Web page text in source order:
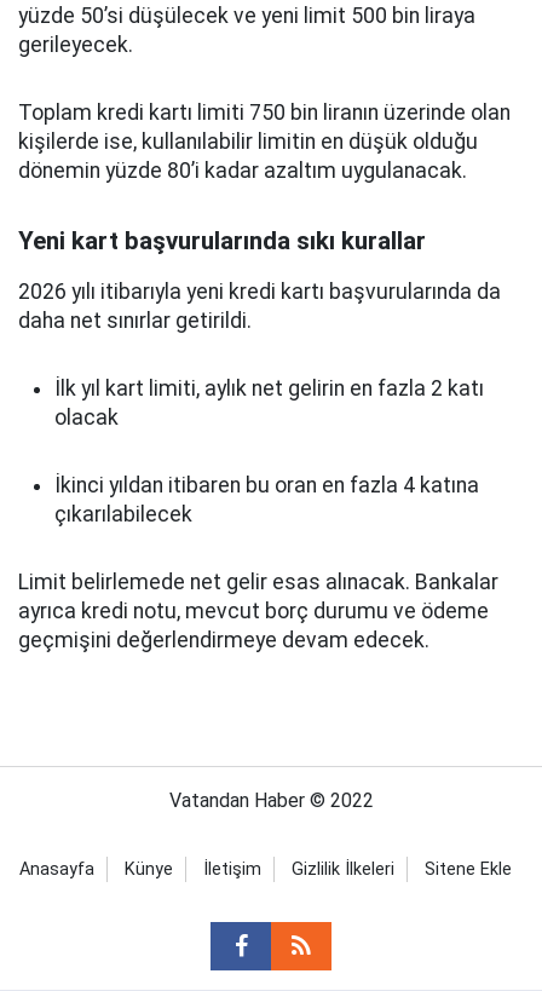
yüzde 50’si düşülecek ve yeni limit 500 bin liraya
gerileyecek.
Toplam kredi kartı limiti 750 bin liranın üzerinde olan
kişilerde ise, kullanılabilir limitin en düşük olduğu
dönemin yüzde 80’i kadar azaltım uygulanacak.
Yeni kart başvurularında sıkı kurallar
2026 yılı itibarıyla yeni kredi kartı başvurularında da
daha net sınırlar getirildi.
İlk yıl kart limiti, aylık net gelirin en fazla 2 katı
olacak
İkinci yıldan itibaren bu oran en fazla 4 katına
çıkarılabilecek
Limit belirlemede net gelir esas alınacak. Bankalar
ayrıca kredi notu, mevcut borç durumu ve ödeme
geçmişini değerlendirmeye devam edecek.
Vatandan Haber © 2022
Anasayfa Künye İletişim Gizlilik İlkeleri Sitene Ekle